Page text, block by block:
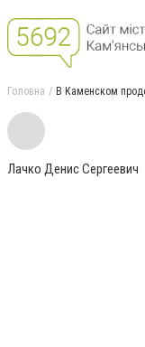
Головна В Каменском
Лачко Денис Сергеевич